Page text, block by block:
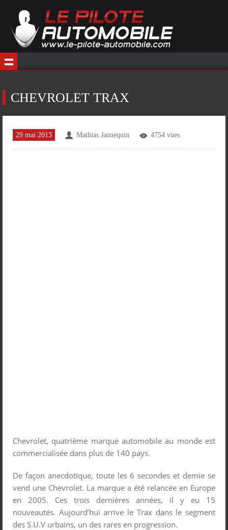
CHEVROLET TRAX
29 mai 2013 Mathias Jannequin 4754 vues
Chevrolet, quatrième marque automobile au monde est
commercialisée dans plus de 140 pays.
De façon anecdotique, toute les 6 secondes et demie se
vend une Chevrolet. La marque a été relancée en Europe
en 2005. Ces trois dernières années, il y eu 15
nouveautés. Aujourd’hui arrive le Trax dans le segment
des S.U.V urbains, un des rares en progression.